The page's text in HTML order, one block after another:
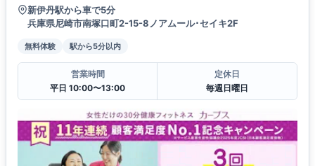
新伊丹駅から車で5分
兵庫県尼崎市南塚口町2-15-8ノアムール･セイキ2F
無料体験 駅から5分以内
営業時間
平日 10:00〜13:00
定休日
毎週日曜日